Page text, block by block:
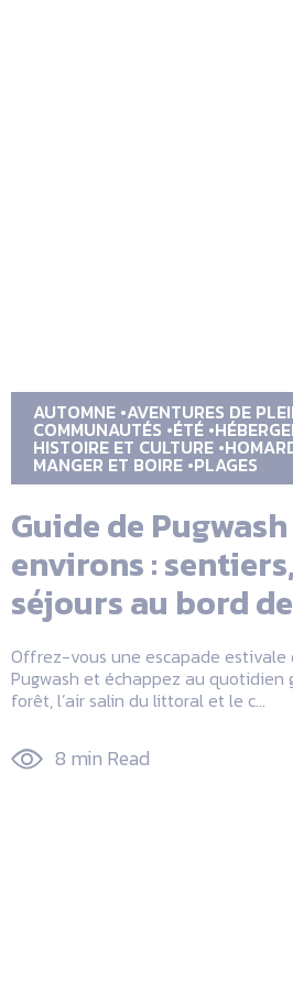
AUTOMNE AVENTURES DE
COMMUNAUTÉS ÉTÉ
HISTOIRE ET CULTURE
MANGER ET BOIRE PLAGES
Guide de
environs :
séjours au bord
Offrez-vous une escapade estivale
Pugwash et échappez au quotidien
forêt, l’air salin du littoral et le c...
8 min Read